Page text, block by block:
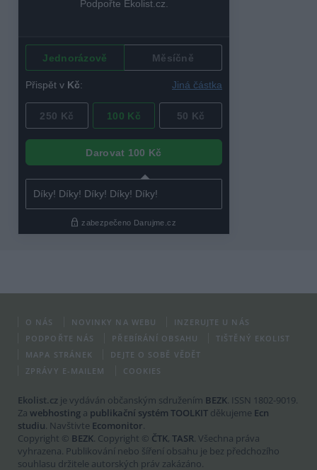
O NÁS NOVINKY NA WEBU
INZERUJTE U NÁS
PODPOŘTE NÁS
PŘEBÍRÁNÍ OBSAHU
TIŠTĚNÝ EKOLIST
MAPA STRÁNEK
DEJTE O SOBĚ VĚDĚT
ZPRÁVY E-MAILEM
COOKIES
Ekolist.cz je vydáván občanským sdružením BEZK. ISSN 1802-9019.
Za webhosting a publikační systém TOOLKIT děkujeme Ecn
studiu. Navštivte Ecomonitor.
Copyright © BEZK. Copyright © ČTK, TASR. Všechna práva
vyhrazena. Publikování nebo šíření obsahu je bez předchozího
souhlasu držitele autorských práv zakázáno.